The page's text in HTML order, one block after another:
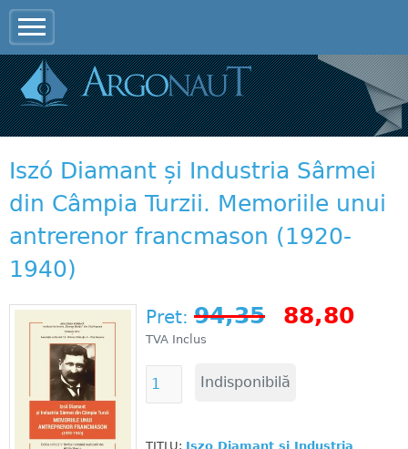
Iszó Diamant și Industria Sârmei
din Câmpia Turzii. Memoriile unui
antrerenor francmason (1920-
1940)
Pret: 94,35 88,80
TVA Inclus
TITLU: Iszo Diamant și Industria